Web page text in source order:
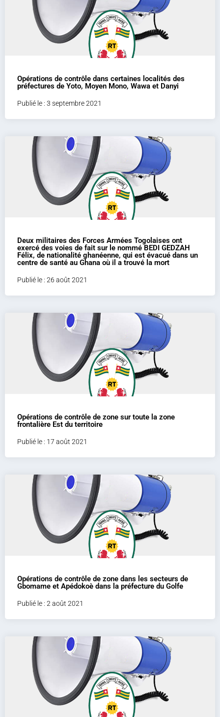
Opérations de contrôle dans certaines localités des
préfectures de Yoto, Moyen Mono, Wawa et Danyi
Publié le : 3 septembre 2021
Deux militaires des Forces Armées Togolaises ont
exercé des voies de fait sur le nommé BEDI GEDZAH
Félix, de nationalité ghanéenne, qui est évacué dans un
centre de santé au Ghana où il a trouvé la mort
Publié le : 26 août 2021
Opérations de contrôle de zone sur toute la zone
frontalière Est du territoire
Publié le : 17 août 2021
Opérations de contrôle de zone dans les secteurs de
Gbomame et Apédokoè dans la préfecture du Golfe
Publié le : 2 août 2021